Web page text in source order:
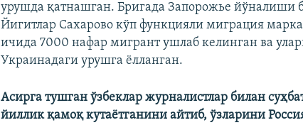
урушда қатнашган. Бригада Запорожье йўналиши
Йигитлар Сахарово кўп функцияли миграция
ичида 7000 нафар мигрант ушлаб келинган ва
Украинадаги урушга ëлланган.
Асирга тушган ўзбеклар журналистлар билан
йиллик қамоқ кутаётганини айтиб, ўзларини